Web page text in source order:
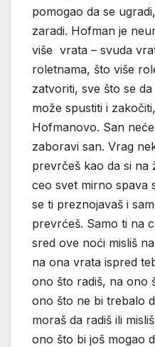
pomogao da se
zaradi. Hofman je
više vrata – svuda
roletnama, što više
zatvoriti, sve što se
može spustiti i
Hofmanovo. San
zaboravi san. Vrag
prevrčeš kao da si na
ceo svet mirno spava
se ti preznojavaš i
prevrćeš. Samo ti na
sred ove noći misliš
na ona vrata ispred
ono što radiš, na ono
ono što ne bi trebalo
moraš da radiš ili
ono što bi još mogao